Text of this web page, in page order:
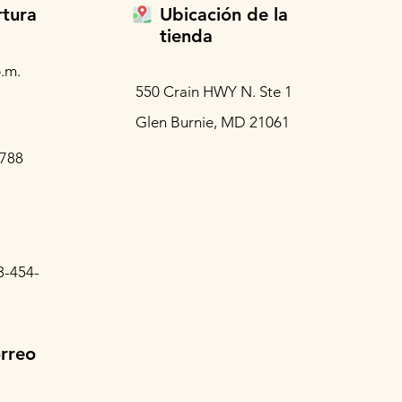
454-
Ubicación de la
tienda
550 Crain HWY N. Ste 1
Glen Burnie, MD 21061